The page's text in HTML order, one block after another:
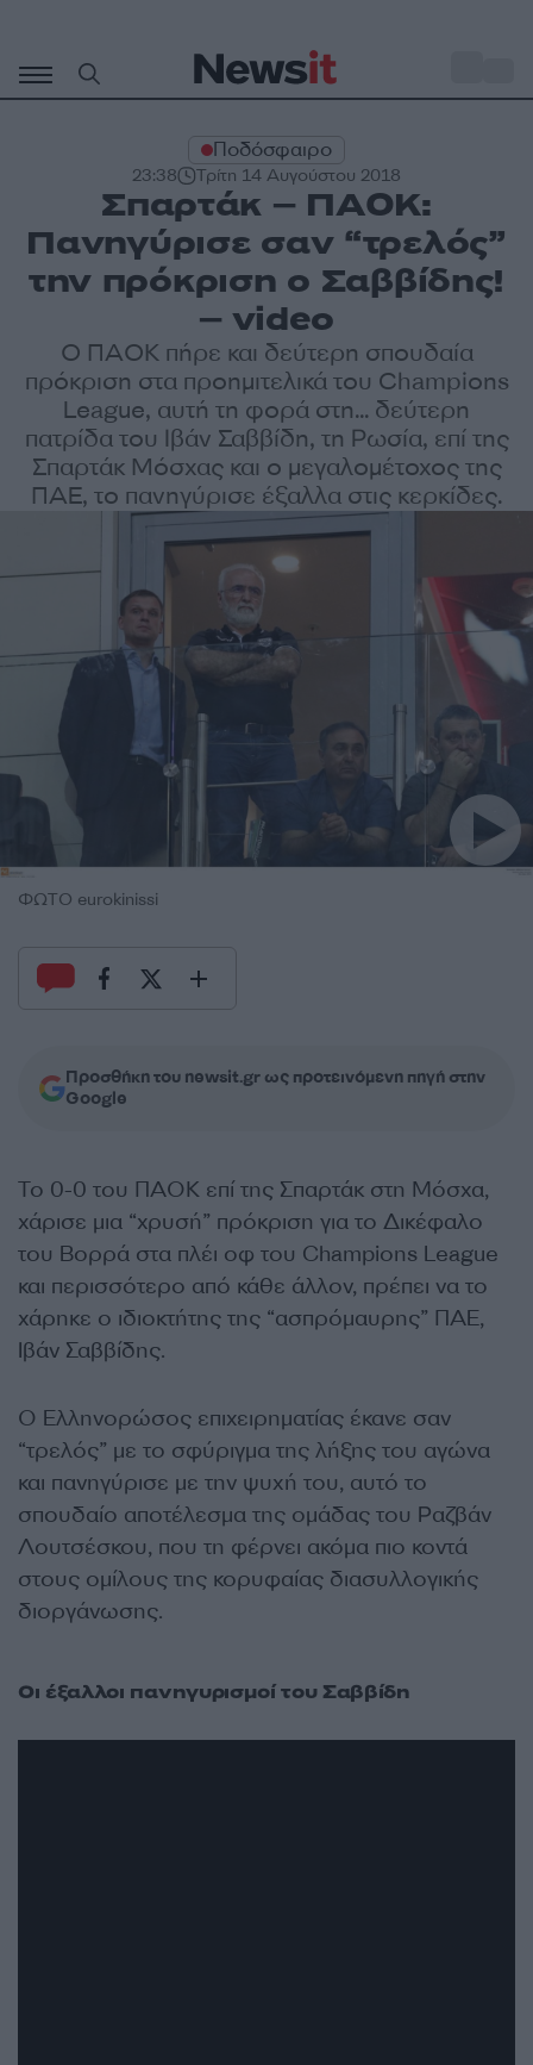
περιεχόμενο
Ποδόσφαιρο
23:38 Τρίτη 14 Αυγούστου 2018
Σπαρτάκ – ΠΑΟΚ:
Πανηγύρισε σαν “τρελός”
την πρόκριση ο Σαββίδης!
– video
Ο ΠΑΟΚ πήρε και δεύτερη σπουδαία
πρόκριση στα προημιτελικά του Champions
League, αυτή τη φορά στη... δεύτερη
πατρίδα του Ιβάν Σαββίδη, τη Ρωσία, επί της
Σπαρτάκ Μόσχας και ο μεγαλομέτοχος της
ΠΑΕ, το πανηγύρισε έξαλλα στις κερκίδες.
ΦΩΤΟ eurokinissi
Προσθήκη του newsit.gr ως προτεινόμενη πηγή στην
Google
Το 0-0 του ΠΑΟΚ επί της Σπαρτάκ στη Μόσχα,
χάρισε μια “χρυσή” πρόκριση για το Δικέφαλο
του Βορρά στα πλέι οφ του Champions League
και περισσότερο από κάθε άλλον, πρέπει να το
χάρηκε ο ιδιοκτήτης της “ασπρόμαυρης” ΠΑΕ,
Ιβάν Σαββίδης.
Ο Ελληνορώσος επιχειρηματίας έκανε σαν
“τρελός” με το σφύριγμα της λήξης του αγώνα
και πανηγύρισε με την ψυχή του, αυτό το
σπουδαίο αποτέλεσμα της ομάδας του Ραζβάν
Λουτσέσκου, που τη φέρνει ακόμα πιο κοντά
στους ομίλους της κορυφαίας διασυλλογικής
διοργάνωσης.
Οι έξαλλοι πανηγυρισμοί του Σαββίδη